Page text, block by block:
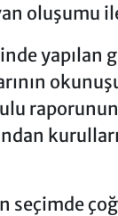
oluşumu
yapılan
seçimde